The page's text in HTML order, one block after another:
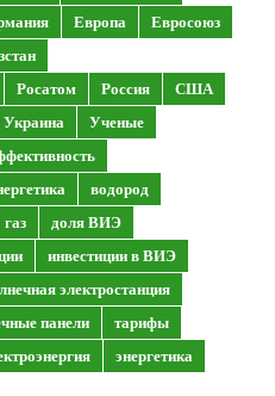
Европа
Евросоюз
Росатом Россия
США
Украина
Ученые
водород
газ
доля ВИЭ
инвестиции в ВИЭ
электростанция
панели
тарифы
энергетика